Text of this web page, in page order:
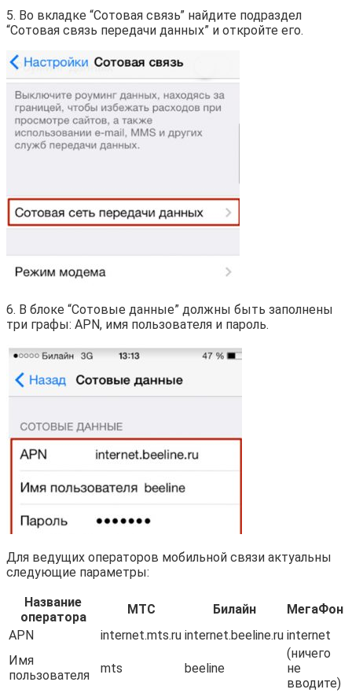
5. Во вкладке “Сотовая связь” найдите подраздел
“Сотовая связь передачи данных” и откройте его.
6. В блоке “Сотовые данные” должны быть заполнены
три графы: APN, имя пользователя и пароль.
Для ведущих операторов мобильной связи актуальны
следующие параметры:
Название
оператора
МТС Билайн
МегаФон
APN
internet.mts.ru internet.beeline.ru internet
Имя
пользователя
mts beeline
(ничего
не
вводите)